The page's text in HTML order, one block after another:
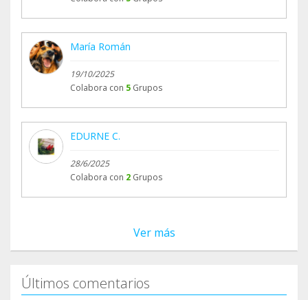
María Román
19/10/2025
Colabora con 5 Grupos
EDURNE C.
28/6/2025
Colabora con 2 Grupos
Ver más
Últimos comentarios